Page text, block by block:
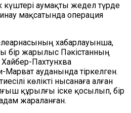
күштері аумақты жедел түрде
мақсатында операция
хабарлауынша,
бір жарылыс Пәкістанның
Пахтунхва
ауданында тіркелген.
көлікті нысанаға алған
құрылғы іске қосылып, бір
жараланған.